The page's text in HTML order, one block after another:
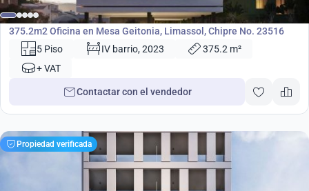
Oficina
375.2m2 Oficina en Mesa Geitonia, Limassol, Chipre No. 23516
5 Piso
IV barrio, 2023
375.2 m²
+ VAT
Contactar con el vendedor
Propiedad verificada